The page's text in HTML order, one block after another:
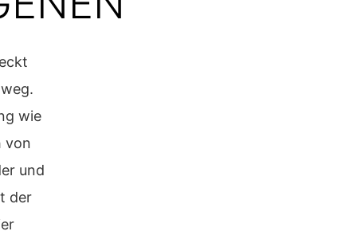
wie
von
und
der